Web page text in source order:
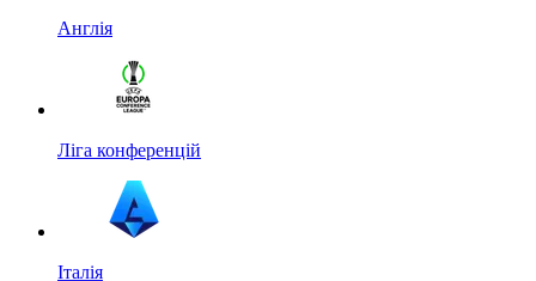
Англія
Ліга конференцій
Італія